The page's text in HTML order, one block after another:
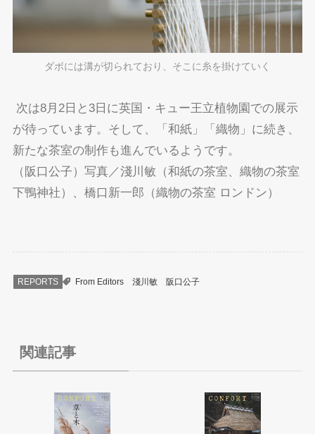
ダボには溝が切られており、そこに糸を掛けていく
次は8月2日と3日に英国・キュー王立植物園での展示
が待っています。そして、「和紙」「織物」に続き、
新たな茶室の制作も進んでいるようです。
（阪口公子）写真／淺川敏（和紙の茶室、織物の茶室
下鴨神社）、橋口新一郎（織物の茶室 ロンドン）
REPORTS From Editors 淺川敏 阪口公子
関連記事